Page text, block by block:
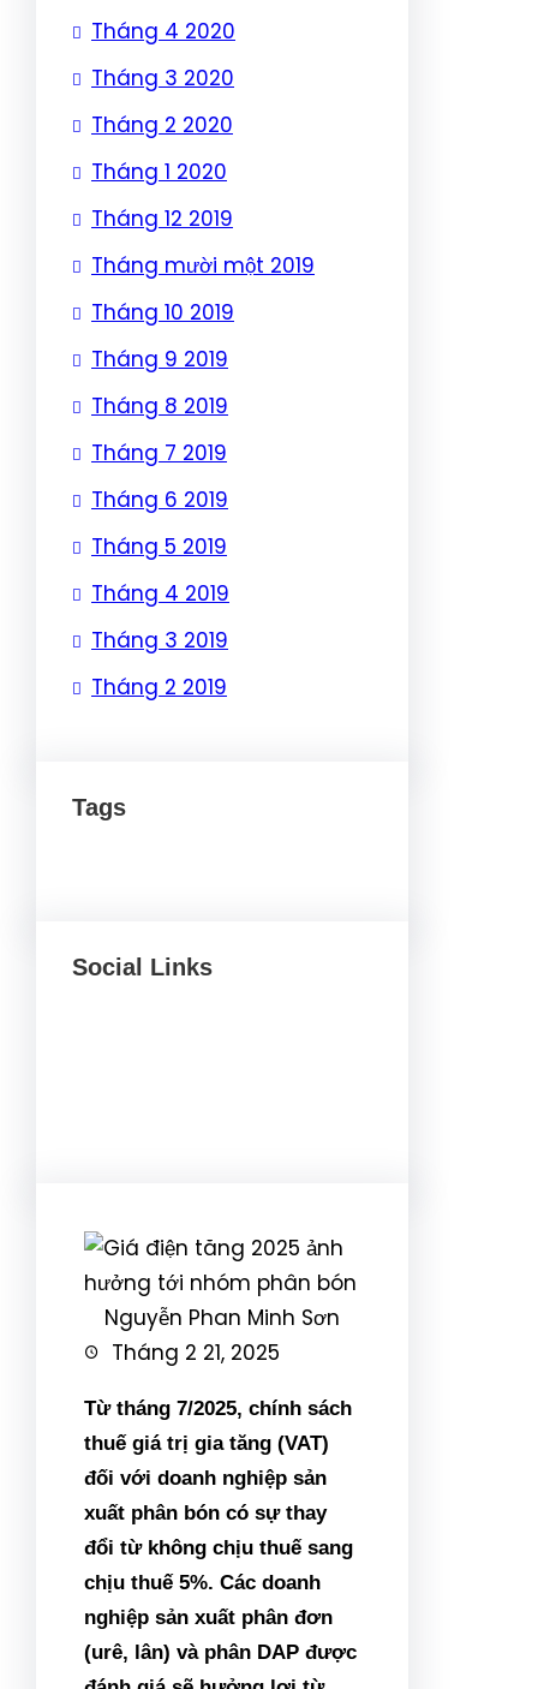
Tháng 4 2020
Tháng 3 2020
Tháng 2 2020
Tháng 1 2020
Tháng 12 2019
Tháng mười một 2019
Tháng 10 2019
Tháng 9 2019
Tháng 8 2019
Tháng 7 2019
Tháng 6 2019
Tháng 5 2019
Tháng 4 2019
Tháng 3 2019
Tháng 2 2019
Tags
Social Links
Nguyễn Phan Minh Sơn
Tháng 2 21, 2025
Từ tháng 7/2025, chính sách
thuế giá trị gia tăng (VAT)
đối với doanh nghiệp sản
xuất phân bón có sự thay
đổi từ không chịu thuế sang
chịu thuế 5%. Các doanh
nghiệp sản xuất phân đơn
(urê, lân) và phân DAP được